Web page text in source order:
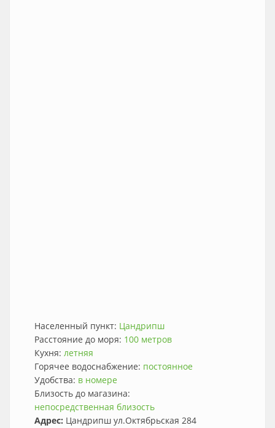
Населенный пункт: Цандрипш
Расстояние до моря: 100 метров
Кухня: летняя
Горячее водоснабжение: постоянное
Удобства: в номере
Близость до магазина:
непосредственная близость
Адрес: Цандрипш ул.Октябрьская 284